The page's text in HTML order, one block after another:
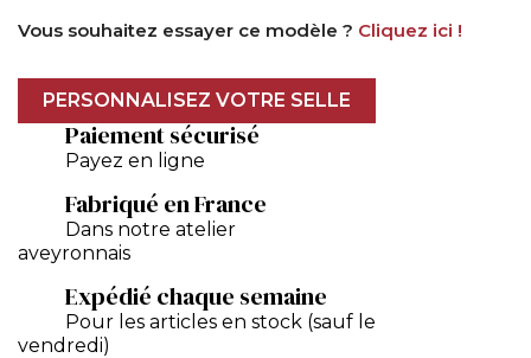
Vous souhaitez essayer ce modèle ? Cliquez ici !
PERSONNALISEZ VOTRE SELLE
Paiement sécurisé
Payez en ligne
Fabriqué en France
Dans notre atelier
aveyronnais
Expédié chaque semaine
Pour les articles en stock (sauf le
vendredi)